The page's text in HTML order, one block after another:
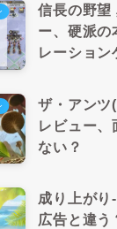
信長の野望
ー、硬派の
レーション
ザ・アン
レビュー、
ない？
成り上がり
広告と違う